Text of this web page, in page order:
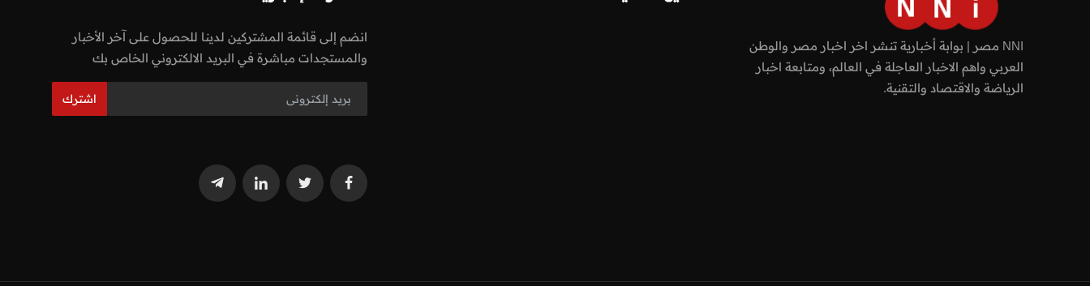
NNI مصر | بوابة أخبارية تنشر اخر اخبار مصر والوطن
العربي واهم الاخبار العاجلة في العالم، ومتابعة اخبار
الرياضة والاقتصاد والتقنية.
انضم إلى قائمة المشتركين لدينا للحصول على آخر الأخبار
والمستجدات مباشرة في البريد الالكتروني الخاص بك
اشترك